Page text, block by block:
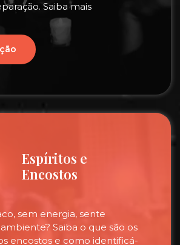
Saiba mais
Espíritos e
Encostos
sem energia, sente
Saiba o que são os
encostos e como identificá-